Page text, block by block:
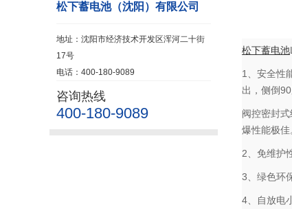
松下蓄电池（沈阳）有限公司
地址：沈阳市经济技术开发区浑河二十街
17号
电话：400-180-9089
咨询热线
400-180-9089
松下蓄电池
1、安全性
出，侧倒
阀控密封
爆性能极佳
2、免维护
3、绿色环
4、自放电